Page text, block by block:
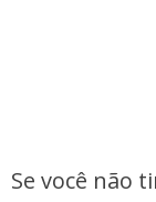
Se você não